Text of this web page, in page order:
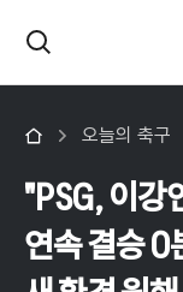
오늘의 축구
"PSG, 이강
연속 결승 0